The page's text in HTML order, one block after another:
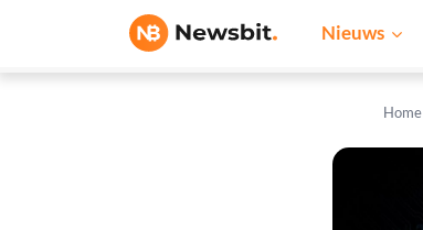
Nieuws
Home